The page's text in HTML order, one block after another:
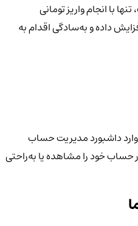
با انجام واریز تومانی
داده و به‌سادگی اقدام به
داشبورد مدیریت حساب
حساب خود را مشاهده یا به‌راحتی